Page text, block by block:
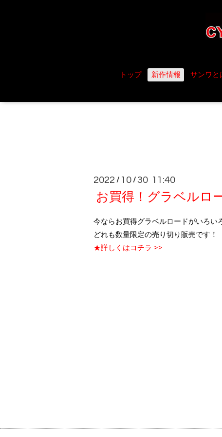
トップ 新作情報 サンワと
2022 / 10 /30 11:40
お買得！グラベルロ
今ならお買得グラベルロードがいろい
どれも数量限定の売り切り販売です！
★詳しくはコチラ >>